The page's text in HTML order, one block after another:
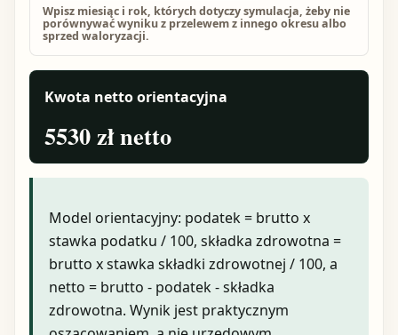
Wpisz miesiąc i rok, których dotyczy symulacja, żeby nie
porównywać wyniku z przelewem z innego okresu albo
sprzed waloryzacji.
Kwota netto orientacyjna
5530 zł netto
Model orientacyjny: podatek = brutto x
stawka podatku / 100, składka zdrowotna =
brutto x stawka składki zdrowotnej / 100, a
netto = brutto - podatek - składka
zdrowotna. Wynik jest praktycznym